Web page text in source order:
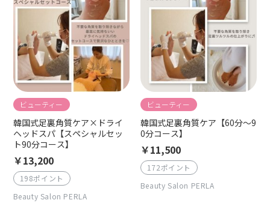
ビューティー
韓国式足裏角質ケア×ドライ
ヘッドスパ【スペシャルセッ
ト90分コース】
￥13,200
198ポイント
Beauty Salon PERLA
ビューティー
韓国式足裏角質ケア【60分〜9
0分コース】
￥11,500
172ポイント
Beauty Salon PERLA